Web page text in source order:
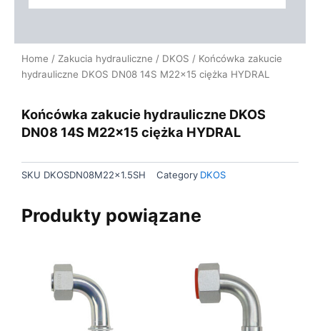
Home / Zakucia hydrauliczne / DKOS / Końcówka zakucie
hydrauliczne DKOS DN08 14S M22x15 ciężka HYDRAL
Końcówka zakucie hydrauliczne DKOS
DN08 14S M22x15 ciężka HYDRAL
SKU DKOSDN08M22x1.5SH Category DKOS
Produkty powiązane